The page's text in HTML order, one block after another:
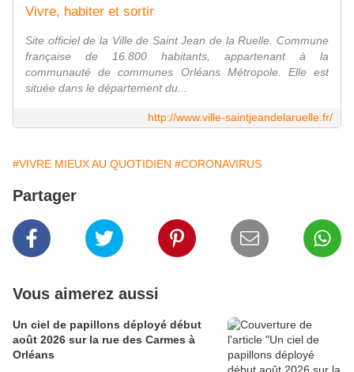
Vivre, habiter et sortir
Site officiel de la Ville de Saint Jean de la Ruelle. Commune
française de 16.800 habitants, appartenant à la
communauté de communes Orléans Métropole. Elle est
située dans le département du...
http://www.ville-saintjeandelaruelle.fr/
#VIVRE MIEUX AU QUOTIDIEN #CORONAVIRUS
Partager
Vous aimerez aussi
Un ciel de papillons déployé début
août 2026 sur la rue des Carmes à
Orléans